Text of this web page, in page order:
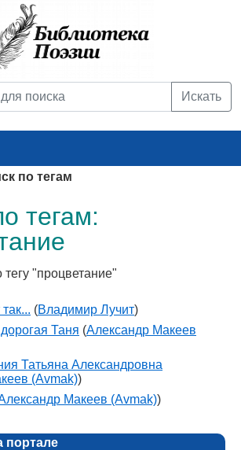
Искать
по тегам
тегам:
"процветание"
(Владимир Лучит)
Таня (Александр Макеев
Татьяна Александровна
(Avmak))
Макеев (Avmak))
портале